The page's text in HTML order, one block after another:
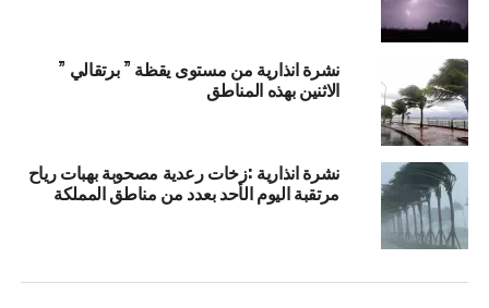
نشرة انذارية من مستوى يقظة ” برتقالي ”
الاثنين بهذه المناطق
نشرة انذارية :زخات رعدية مصحوبة بهبات رياح
مرتقبة اليوم الأحد بعدد من مناطق المملكة